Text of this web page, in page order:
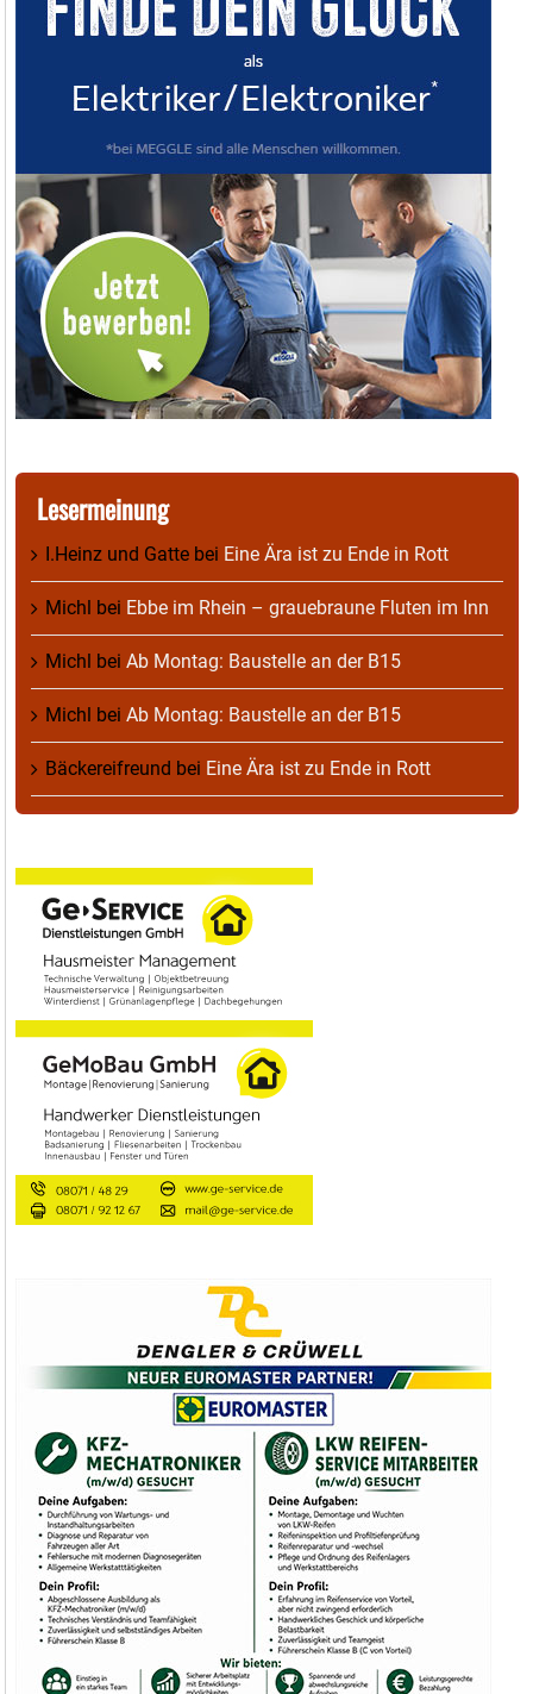
Lesermeinung
I.Heinz und Gatte bei Eine Ära ist zu Ende in Rott
Michl bei Ebbe im Rhein – grauebraune Fluten im Inn
Michl bei Ab Montag: Baustelle an der B15
Michl bei Ab Montag: Baustelle an der B15
Bäckereifreund bei Eine Ära ist zu Ende in Rott